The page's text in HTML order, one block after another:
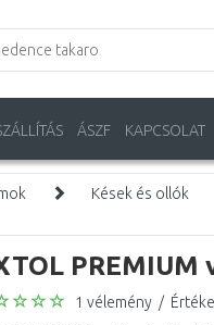
ÁSZF KAPCSOLAT
Kések és ollók
1 vélemény /